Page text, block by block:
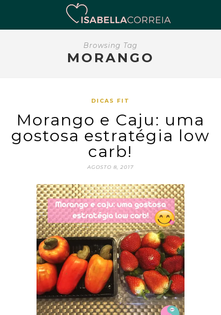
Browsing Tag
MORANGO
DICAS FIT
Morango e Caju: uma
gostosa estratégia low
carb!
AGOSTO 8, 2017